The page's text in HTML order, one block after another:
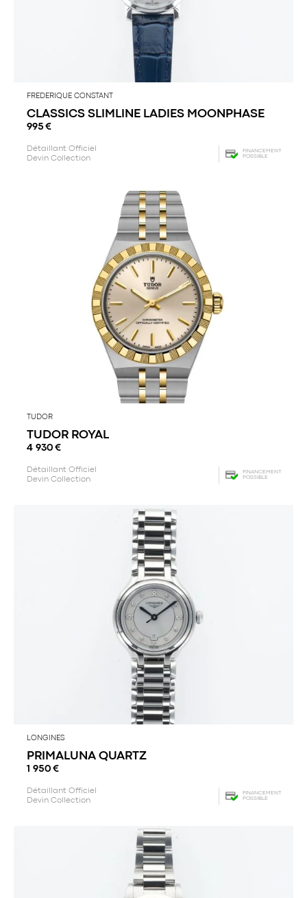
FREDERIQUE CONSTANT
CLASSICS SLIMLINE LADIES MOONPHASE
995 €
Détaillant Officiel
Devin Collection
FINANCEMENT
POSSIBLE
TUDOR
TUDOR ROYAL
4 930 €
Détaillant Officiel
Devin Collection
FINANCEMENT
POSSIBLE
LONGINES
PRIMALUNA QUARTZ
1 950 €
Détaillant Officiel
Devin Collection
FINANCEMENT
POSSIBLE